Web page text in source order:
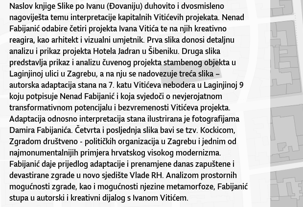
Naslov knjige Slike po Ivanu (Đovaniju) duhovito i dvosmisleno
nagoviješta temu interpretacije kapitalnih Vitićevih projekata. Nenad
Fabijanić odabire četiri projekta Ivana Vitića te na njih kreativno
reagira, kao arhitekt i vizualni umjetnik. Prva slika donosi detaljnu
analizu i prikaz projekta Hotela Jadran u Šibeniku. Druga slika
predstavlja prikaz i analizu čuvenog projekta stambenog objekta u
Laginjinoj ulici u Zagrebu, a na nju se nadovezuje treća slika –
autorska adaptacija stana na 7. katu Vitićeva nebodera u Laginjinoj 9
koju potpisuje Nenad Fabijanić i koja svjedoči o nevjerojatnom
transformativnom potencijalu i bezvremenosti Vitićeva projekta.
Adaptacija odnosno interpretacija stana ilustrirana je fotografijama
Damira Fabijanića. Četvrta i posljednja slika bavi se tzv. Kockicom,
Zgradom društveno - političkih organizacija u Zagrebu i jednim od
najmonumentalnijih primjera hrvatskog visokog modernizma.
Fabijanić daje prijedlog adaptacije i prenamjene danas zapuštene i
devastirane zgrade u novo sjedište Vlade RH. Analizom prostornih
mogućnosti zgrade, kao i mogućnosti njezine metamorfoze, Fabijanić
stupa u autorski i kreativni dijalog s Ivanom Vitićem.